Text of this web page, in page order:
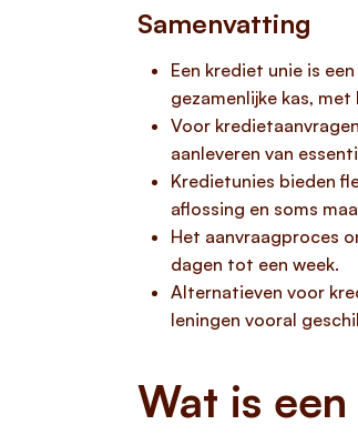
Samenvatting
Een krediet unie is
gezamenlijke kas,
Voor
aanleveren van
Kredietunies bieden
aflossing en soms
Het aanvraagproces
dagen tot een week.
Alternatieven voor
leningen vooral
Wat is